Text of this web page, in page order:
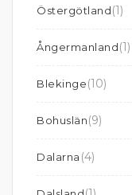
Östergötland(1)
Ångermanland(1)
Blekinge(10)
Bohuslän(9)
Dalarna (4)